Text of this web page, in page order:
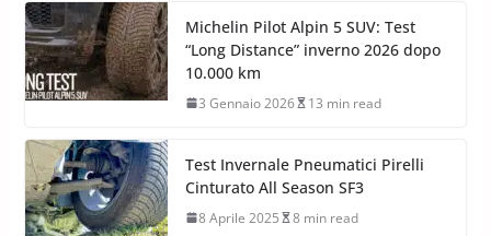
Michelin Pilot Alpin 5 SUV: Test
“Long Distance” inverno 2026 dopo
10.000 km
3 Gennaio 2026 13 min read
Test Invernale Pneumatici Pirelli
Cinturato All Season SF3
8 Aprile 2025 8 min read